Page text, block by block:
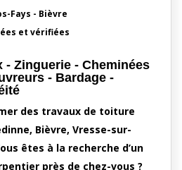
Fays - Bièvre
et vérifiées
- Zinguerie - Cheminées
- Bardage -
des travaux de toiture
Bièvre, Vresse-sur-
êtes à la recherche d’un
près de chez-vous ?